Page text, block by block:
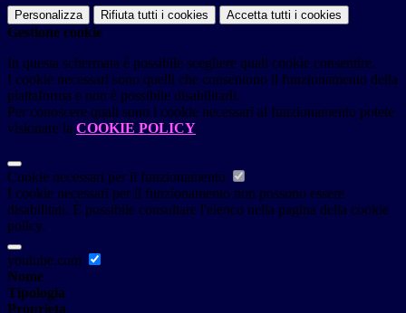
Personalizza Rifiuta tutti i cookies Accetta tutti i cookies
Gestione cookie
In questa schermata è possibile scegliere quali cookie consentire.
I cookie necessari sono quelli che consentono il funzionamento della
piattaforma e non è possibile disabilitarli.
Per conoscere quali sono i cookie necessari al funzionamento potete
visionare la COOKIE POLICY.
Cookie necessari per il funzionamento
I cookie necessari per il funzionamento non possono essere
disabilitati. È possibile consultare l'elenco nella pagina della cookie
policy.
youtube.com
Nome
Tipologia
Proprieta